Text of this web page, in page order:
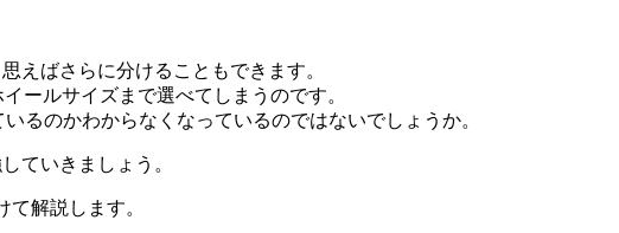
えばさらに分けることもできます。
ールサイズまで選べてしまうのです。
るのかわからなくなっているのではないでしょうか。
ていきましょう。
解説します。